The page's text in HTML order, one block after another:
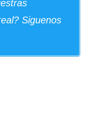
Siguenos